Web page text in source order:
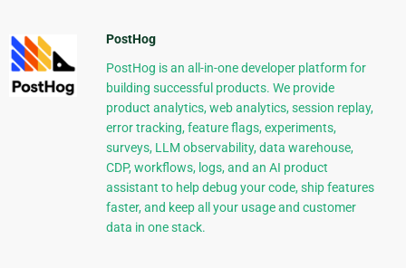
PostHog
PostHog is an all-in-one developer platform for
building successful products. We provide
product analytics, web analytics, session replay,
error tracking, feature flags, experiments,
surveys, LLM observability, data warehouse,
CDP, workflows, logs, and an AI product
assistant to help debug your code, ship features
faster, and keep all your usage and customer
data in one stack.